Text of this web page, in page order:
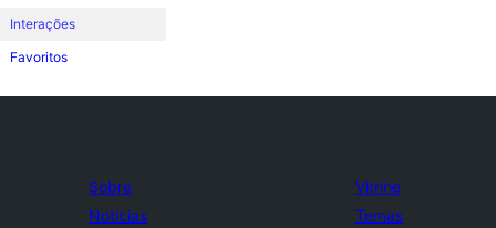
Interações
Favoritos
Sobre
Notícias
Vitrine
Temas